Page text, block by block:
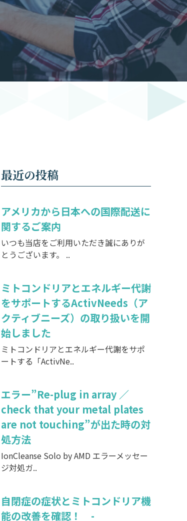
最近の投稿
アメリカから日本への国際配送に
関するご案内
いつも当店をご利用いただき誠にありが
とうございます。 ..
ミトコンドリアとエネルギー代謝
をサポートするActivNeeds（ア
クティブニーズ）の取り扱いを開
始しました
ミトコンドリアとエネルギー代謝をサポ
ートする「ActivNe..
エラー”Re-plug in array ／
check that your metal plates
are not touching”が出た時の対
処方法
IonCleanse Solo by AMD エラーメッセー
ジ対処ガ..
自閉症の症状とミトコンドリア機
能の改善を確認！ -